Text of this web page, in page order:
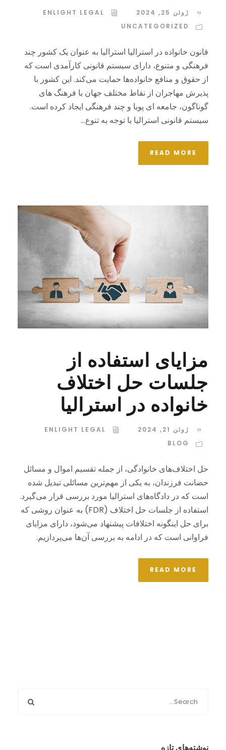
ژوئن 25, 2024
ENLIGHT LEGAL
UNCATEGORIZED
قانون خانواده در استرالیا استرالیا به عنوان یک کشور چند
فرهنگی و متنوع، دارای سیستم قانونی کارآمدی است که
از حقوق و منافع خانواده‌ها حمایت می‌کند. این کشور با
پذیرش مهاجران از نقاط مختلف جهان با فرهنگ ‌های
گوناگون، جامعه‌ ای پویا و چند فرهنگی ایجاد کرده است.
سیستم قانونی استرالیا با توجه به تنوع...
READ MORE
مزایای استفاده از
جلسات حل اختلاف
خانواده در استرالیا
ژوئن 21, 2024
ENLIGHT LEGAL
BLOG
حل اختلاف‌های خانوادگی، از جمله تقسیم اموال و مسائل
حضانت فرزندان، به یکی از مهم‌ترین مسائلی تبدیل شده
است که در دادگاه‌های استرالیا مورد بررسی قرار می‌گیرد.
استفاده از جلسات حل اختلاف (FDR) به عنوان روشی که
برای حل اینگونه اختلافات پیشنهاد می‌شود، دارای مزایای
فراوانی است که در ادامه به بررسی آن‌ها می‌پردازیم.
READ MORE
نوشته‌های تازه